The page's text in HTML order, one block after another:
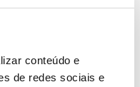
conteúdo e
de redes sociais e
a Agricultura,
as Alterações
bilhetes para a feira
€30 (livre-trânsito).